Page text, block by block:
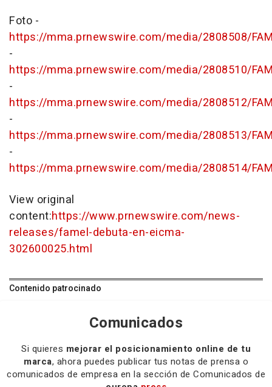
Foto -
https://mma.prnewswire.com/media/2808508/
-
https://mma.prnewswire.com/media/2808510/
-
https://mma.prnewswire.com/media/2808512/
-
https://mma.prnewswire.com/media/2808513/
-
https://mma.prnewswire.com/media/2808514/
View original
content:https://www.prnewswire.com/news-
releases/famel-debuta-en-eicma-
302600025.html
Contenido patrocinado
Comunicados
Si quieres mejorar el posicionamiento online de tu
marca, ahora puedes publicar tus notas de prensa o
comunicados de empresa en la sección de Comunicados de